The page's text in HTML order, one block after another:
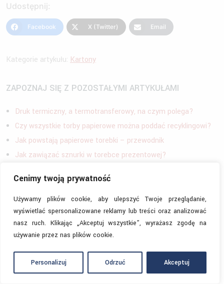
Cenimy twoją prywatność
Używamy plików cookie, aby ulepszyć Twoje przeglądanie,
wyświetlać spersonalizowane reklamy lub treści oraz analizować
nasz ruch. Klikając „Akceptuj wszystkie”, wyrażasz zgodę na
używanie przez nas plików cookie.
Personalizuj Odrzuć Akceptuj
Udostępnij:
Facebook X (Twitter) Email
Kategorie artykułu: Kartony
ZAPOZNAJ SIĘ Z POZOSTAŁYMI ARTYKUŁAMI
Druk termiczny, a termotransferowy, na czym polega?
Czy wszystkie torby papierowe można poddać recyklingowi?
Jak powstają papierowe torebki – przewodnik
Jak zawiązać sznurki w torebce prezentowej?
Wszystko o torbach papierowych – historia, rodzaje
Zastosowania folii bąbelkowych, o których nie wiesz!
DODAJ SWÓJ KOMENTARZ